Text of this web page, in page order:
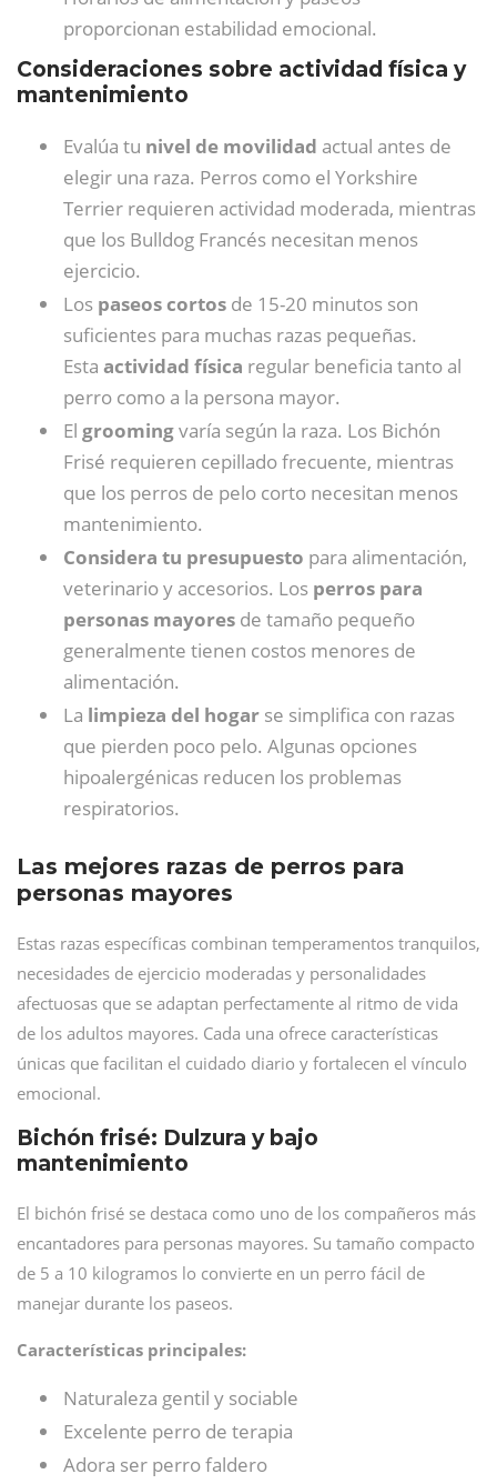
proporcionan estabilidad emocional.
Consideraciones sobre actividad física y
mantenimiento
Evalúa tu nivel de movilidad actual antes de
elegir una raza. Perros como el Yorkshire
Terrier requieren actividad moderada, mientras
que los Bulldog Francés necesitan menos
ejercicio.
Los paseos cortos de 15-20 minutos son
suficientes para muchas razas pequeñas.
Esta actividad física regular beneficia tanto al
perro como a la persona mayor.
El groomingvaría según la raza. Los Bichón
Frisé requieren cepillado frecuente, mientras
que los perros de pelo corto necesitan menos
mantenimiento.
Considera tu presupuesto para alimentación,
veterinario y accesorios. Los perros para
personas mayores de tamaño pequeño
generalmente tienen costos menores de
alimentación.
La limpieza del hogar se simplifica con razas
que pierden poco pelo. Algunas opciones
hipoalergénicas reducen los problemas
respiratorios.
Las mejores razas de perros para
personas mayores
Estas razas específicas combinan temperamentos tranquilos,
necesidades de ejercicio moderadas y personalidades
afectuosas que se adaptan perfectamente al ritmo de vida
de los adultos mayores. Cada una ofrece características
únicas que facilitan el cuidado diario y fortalecen el vínculo
emocional.
Bichón frisé: Dulzura y bajo
mantenimiento
El bichón frisé se destaca como uno de los compañeros más
encantadores para personas mayores. Su tamaño compacto
de 5 a 10 kilogramos lo convierte en un perro fácil de
manejar durante los paseos.
Características principales:
Naturaleza gentil y sociable
Excelente perro de terapia
Adora ser perro faldero